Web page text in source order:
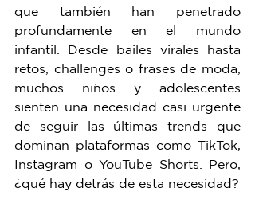
que también han penetrado
profundamente en el mundo
infantil. Desde bailes virales hasta
retos, challenges o frases de moda,
muchos niños y adolescentes
sienten una necesidad casi urgente
de seguir las últimas trends que
dominan plataformas como TikTok,
Instagram o YouTube Shorts. Pero,
¿qué hay detrás de esta necesidad?